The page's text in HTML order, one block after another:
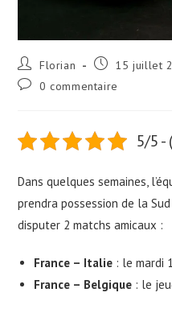
Florian 15 juillet
0 commentaire
5/5 -
Dans quelques semaines,
prendra possession de la
disputer 2 matchs amicaux :
France – Italie : le mardi
France – Belgique : le